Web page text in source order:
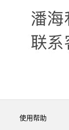
使用帮助